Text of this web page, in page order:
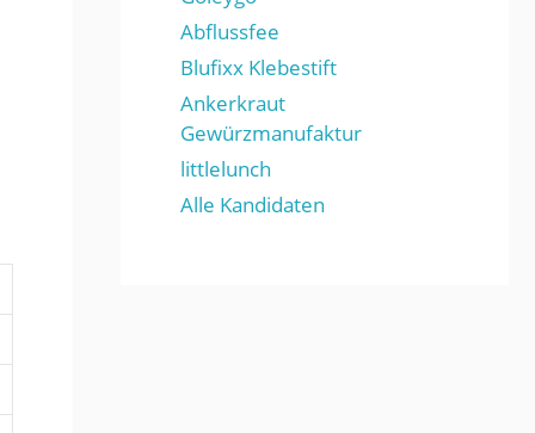
Abflussfee
Blufixx Klebestift
Ankerkraut
Gewürzmanufaktur
littlelunch
Alle Kandidaten